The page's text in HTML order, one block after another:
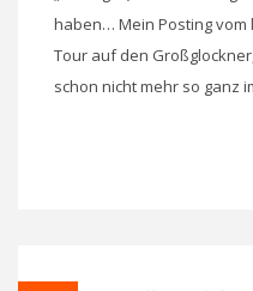
haben… Mein Posting vom
Tour auf den
schon nicht mehr so ganz